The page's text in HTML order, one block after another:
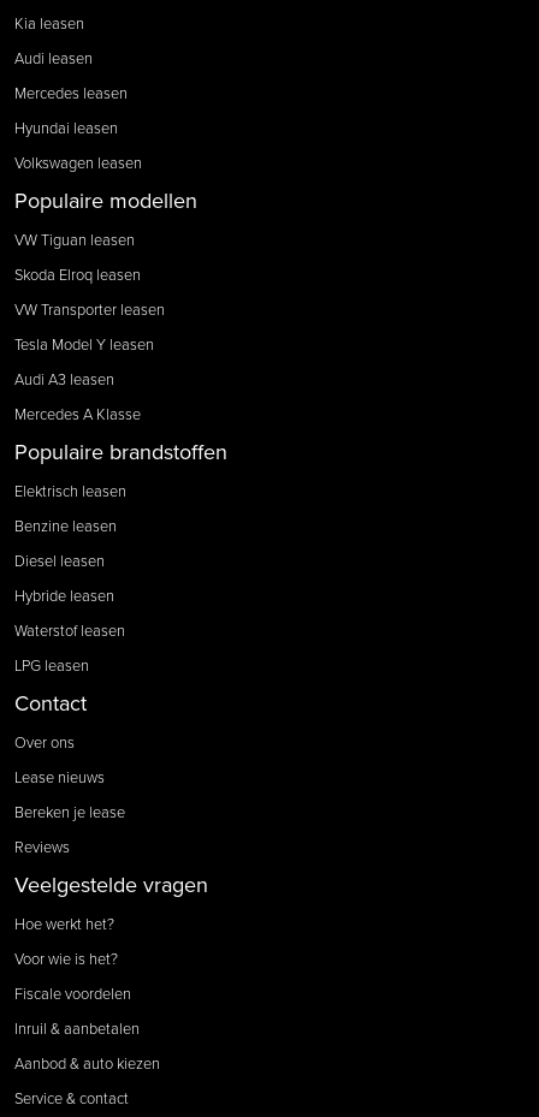
Kia leasen
Audi leasen
Mercedes leasen
Hyundai leasen
Volkswagen leasen
Populaire modellen
VW Tiguan leasen
Skoda Elroq leasen
VW Transporter leasen
Tesla Model Y leasen
Audi A3 leasen
Mercedes A Klasse
Populaire brandstoffen
Elektrisch leasen
Benzine leasen
Diesel leasen
Hybride leasen
Waterstof leasen
LPG leasen
Contact
Over ons
Lease nieuws
Bereken je lease
Reviews
Veelgestelde vragen
Hoe werkt het?
Voor wie is het?
Fiscale voordelen
Inruil & aanbetalen
Aanbod & auto kiezen
Service & contact